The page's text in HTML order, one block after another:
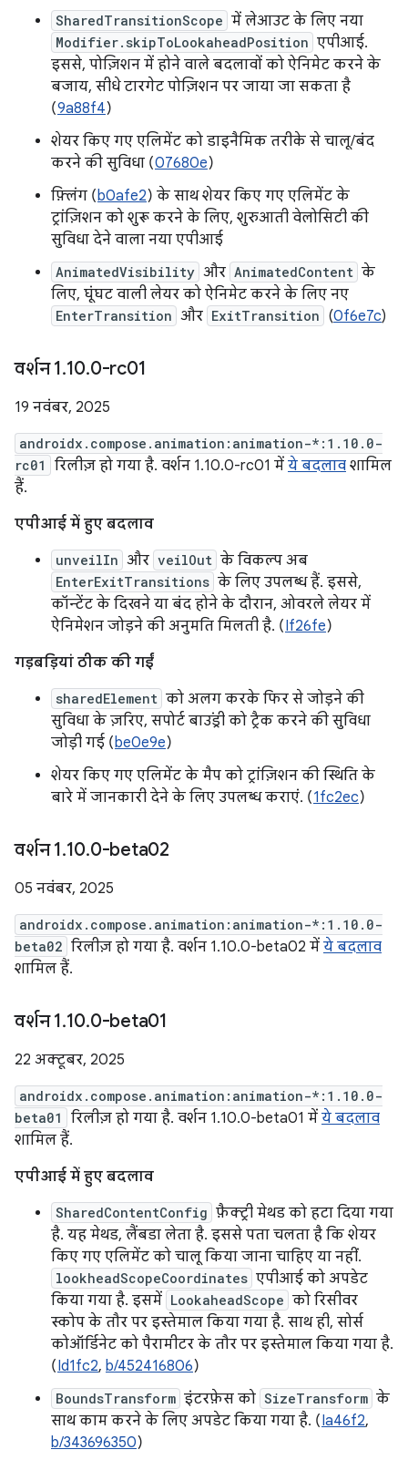
SharedTransitionScope में लेआउट के लिए नया
Modifier.skipToLookaheadPosition एपीआई.
इससे, पोज़िशन में होने वाले बदलावों को ऐनिमेट करने के
बजाय, सीधे टारगेट पोज़िशन पर जाया जा सकता है
(9a88f4)
शेयर किए गए एलिमेंट को डाइनैमिक तरीके से चालू/बंद
करने की सुविधा (07680e)
फ़्लिंग (b0afe2) के साथ शेयर किए गए एलिमेंट के
ट्रांज़िशन को शुरू करने के लिए, शुरुआती वेलोसिटी की
सुविधा देने वाला नया एपीआई
AnimatedVisibility और AnimatedContent के
लिए, घूंघट वाली लेयर को ऐनिमेट करने के लिए नए
EnterTransition और ExitTransition (0f6e7c)
वर्शन 1.10.0-rc01
19 नवंबर, 2025
androidx.compose.animation:animation-*:1.10.0-
rc01
रिलीज़ हो गया है. वर्शन 1.10.0-rc01 में ये बदलाव शामिल
हैं.
एपीआई में हुए बदलाव
unveilIn और veilOut के विकल्प अब
EnterExitTransitions के लिए उपलब्ध हैं. इससे,
कॉन्टेंट के दिखने या बंद होने के दौरान, ओवरले लेयर में
ऐनिमेशन जोड़ने की अनुमति मिलती है. (If26fe)
गड़बड़ियां ठीक की गईं
sharedElement को अलग करके फिर से जोड़ने की
सुविधा के ज़रिए, सपोर्ट बाउंड्री को ट्रैक करने की सुविधा
जोड़ी गई (be0e9e)
शेयर किए गए एलिमेंट के मैप को ट्रांज़िशन की स्थिति के
बारे में जानकारी देने के लिए उपलब्ध कराएं. (1fc2ec)
वर्शन 1.10.0-beta02
05 नवंबर, 2025
androidx.compose.animation:animation-*:1.10.0-
beta02 रिलीज़ हो गया है. वर्शन 1.10.0-beta02 में ये बदलाव
शामिल हैं.
वर्शन 1.10.0-beta01
22 अक्टूबर, 2025
androidx.compose.animation:animation-*:1.10.0-
beta01
रिलीज़ हो गया है. वर्शन 1.10.0-beta01 में ये बदलाव
शामिल हैं.
एपीआई में हुए बदलाव
SharedContentConfig फ़ैक्ट्री मेथड को हटा दिया गया
है. यह मेथड, लैंबडा लेता है. इससे पता चलता है कि शेयर
किए गए एलिमेंट को चालू किया जाना चाहिए या नहीं.
lookheadScopeCoordinates एपीआई को अपडेट
किया गया है. इसमें LookaheadScope को रिसीवर
स्कोप के तौर पर इस्तेमाल किया गया है. साथ ही, सोर्स
कोऑर्डिनेट को पैरामीटर के तौर पर इस्तेमाल किया गया है.
(Id1fc2, b/452416806)
BoundsTransform इंटरफ़ेस को SizeTransform के
साथ काम करने के लिए अपडेट किया गया है. (Ia46f2,
b/343696350)